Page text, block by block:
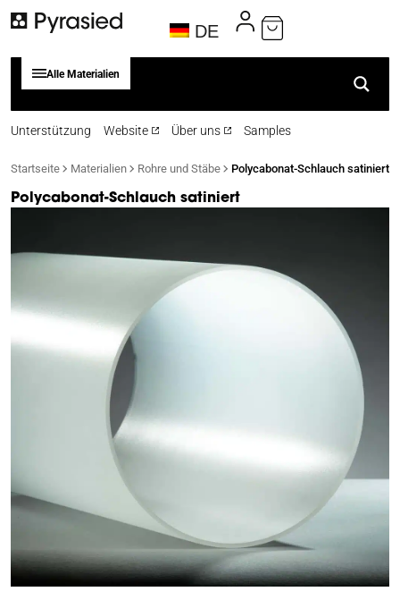
DE
Alle Materialien
Unterstützung Website Über uns Samples
Startseite Materialien Rohre und Stäbe Polycabonat-Schlauch satiniert
Polycabonat-Schlauch satiniert